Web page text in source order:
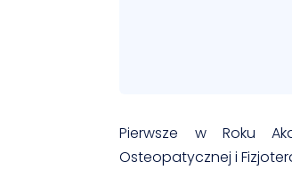
Pierwsze w Roku
Osteopatycznej i